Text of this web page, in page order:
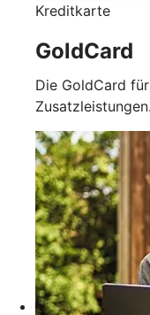
Kreditkarte
GoldCard
Die GoldCard
Zusatzleistungen.